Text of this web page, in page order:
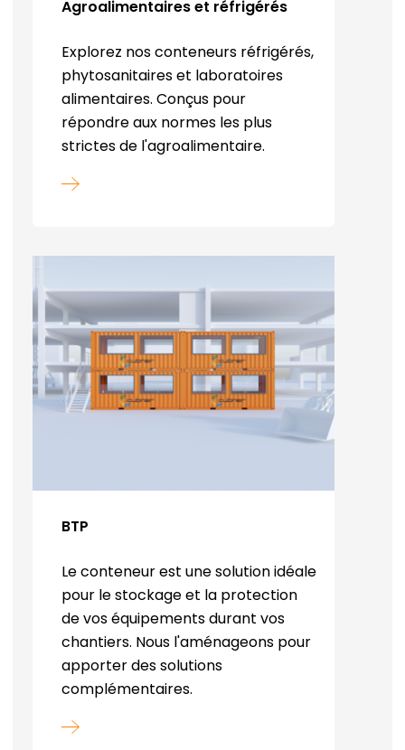
Agroalimentaires et réfrigérés
Explorez nos conteneurs réfrigérés,
phytosanitaires et laboratoires
alimentaires. Conçus pour
répondre aux normes les plus
strictes de l'agroalimentaire.
BTP
Le conteneur est une solution idéale
pour le stockage et la protection
de vos équipements durant vos
chantiers. Nous l'aménageons pour
apporter des solutions
complémentaires.